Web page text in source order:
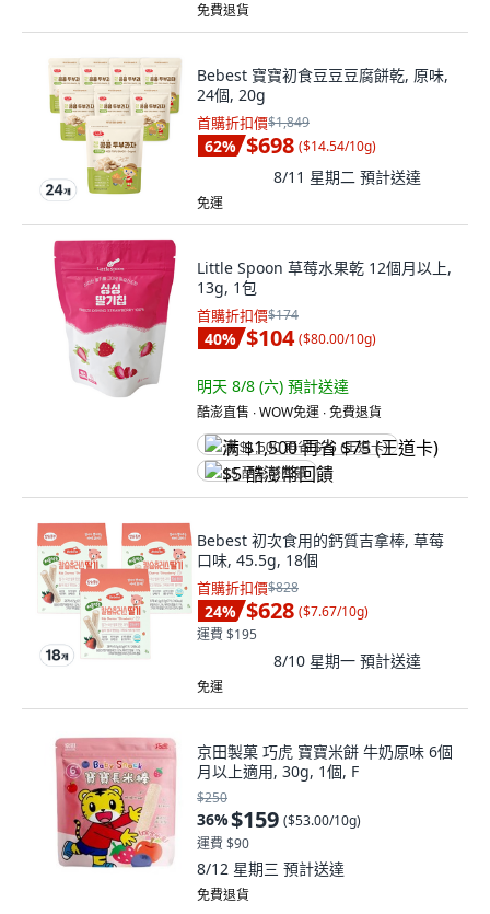
免費退貨
Bebest 寶寶初食豆豆豆腐餅乾, 原味,
24個, 20g
首購折扣價$1,849
62% $698 ($14.54/10g)
8/11 星期二 預計送達
免運
Little Spoon 草莓水果乾 12個月以上,
13g, 1包
首購折扣價$174
40% $104 ($80.00/10g)
明天 8/8 (六) 預計送達
酷澎直售 ∙ WOW免運 ∙ 免費退貨
满 $1,500 再省 $75 (王道卡)
$5 酷澎幣回饋
Bebest 初次食用的鈣質吉拿棒, 草莓
口味, 45.5g, 18個
首購折扣價$828
24% $628 ($7.67/10g)
運費 $195
8/10 星期一 預計送達
免運
京田製菓 巧虎 寶寶米餅 牛奶原味 6個
月以上適用, 30g, 1個, F
$250
36%$159 ($53.00/10g)
運費 $90
8/12 星期三 預計送達
免費退貨